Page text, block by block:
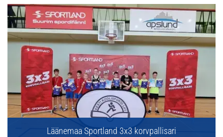
Läänemaa Sportland 3x3 korvpallisari